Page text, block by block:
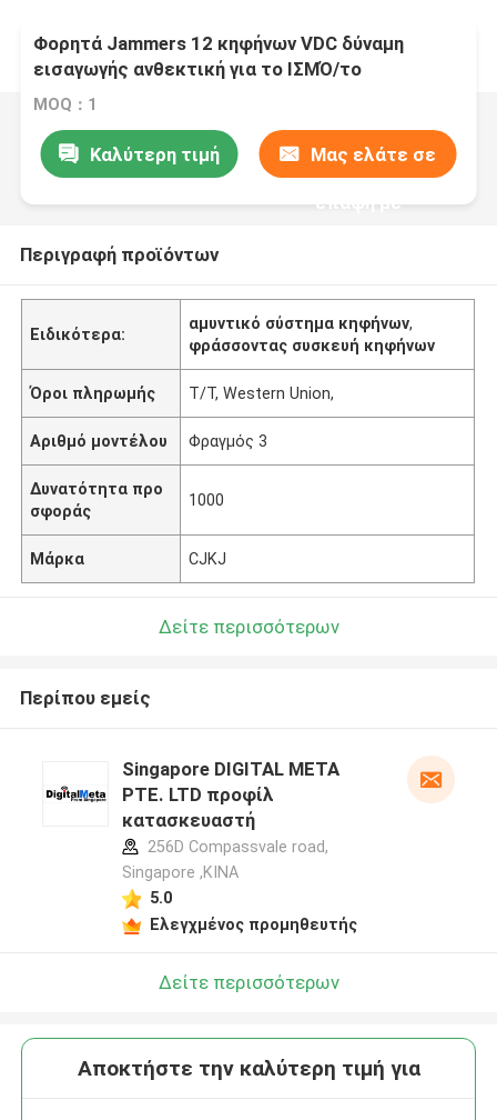
Φορητά Jammers 12 κηφήνων VDC δύναμη
εισαγωγής ανθεκτική για το ΙΣΜΌ/το
ΖΑΜΠΌΝ/GNSS GLONASS
MOQ：1
Καλύτερη τιμή Μας ελάτε σε
επαφή με
Περιγραφή προϊόντων
Ειδικότερα:
αμυντικό σύστημα κηφήνων,
φράσσοντας συσκευή κηφήνων
Όροι πληρωμής T/T, Western Union,
Αριθμό μοντέλου Φραγμός 3
Δυνατότητα προ
σφοράς
1000
Μάρκα CJKJ
Δείτε περισσότερων
Περίπου εμείς
Singapore DIGITAL META
PTE. LTD προφίλ
κατασκευαστή
256D Compassvale road,
Singapore ,ΚΙΝΑ
5.0
Ελεγχμένος προμηθευτής
Δείτε περισσότερων
Αποκτήστε την καλύτερη τιμή για